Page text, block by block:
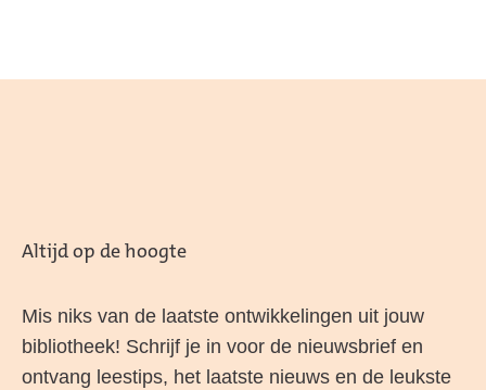
Altijd op de hoogte
Mis niks van de laatste ontwikkelingen uit jouw
bibliotheek! Schrijf je in voor de nieuwsbrief en
ontvang leestips, het laatste nieuws en de leukste